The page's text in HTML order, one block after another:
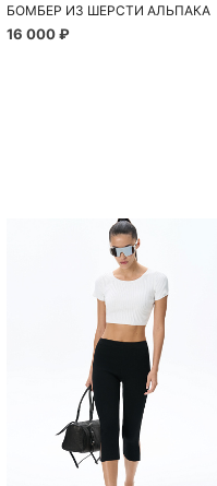
БОМБЕР ИЗ ШЕРСТИ АЛЬПАКА
16 000 ₽